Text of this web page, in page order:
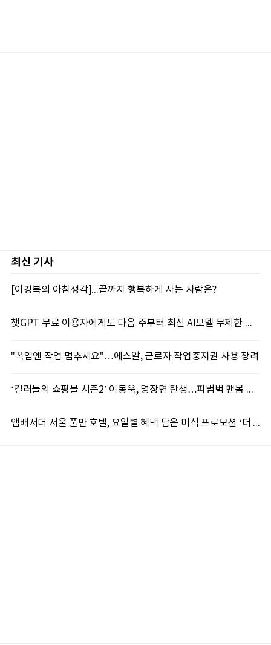
최신 기사
[이경복의 아침생각]...끝까지 행복하게 사는 사람은?
챗GPT 무료 이용자에게도 다음 주부터 최신 AI모델 무제한 제공...오픈AI, GPT-5.6 '루나' 모델 제한없이 제공키로
"폭염엔 작업 멈추세요"…에스알, 근로자 작업중지권 사용 장려
‘킬러들의 쇼핑몰 시즌2’ 이동욱, 명장면 탄생…피범벅 맨몸 액션 ‘감탄’
앰배서더 서울 풀만 호텔, 요일별 혜택 담은 미식 프로모션 ‘더 킹스 : 다이닝 프리빌리지즈’ 선봬